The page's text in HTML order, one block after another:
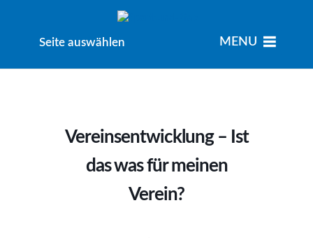
Seite auswählen MENU
Vereinsentwicklung – Ist
das was für meinen
Verein?